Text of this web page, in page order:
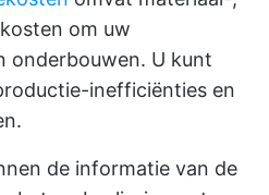
om uw
onderbouwen. U kunt
inefficiënties en
de informatie van de